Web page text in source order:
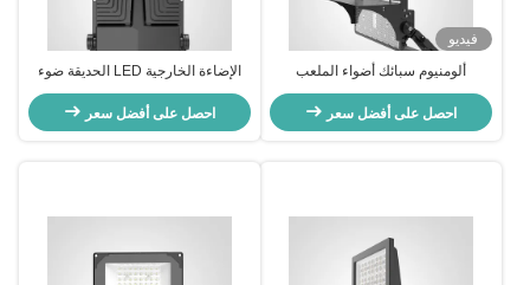
فيديو
ألومنيوم سبائك أضواء الملعب
الخارجي 100،000 ساعة أضواء
الفيضانات الملعب LED
احصل على أفضل سعر
الإضاءة الخارجية LED الحديقة ضوء
الفيضانات مع الأداء
احصل على أفضل سعر